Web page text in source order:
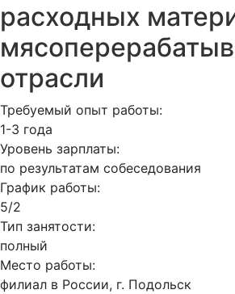
расходных
отрасли
Требуемый опыт работы:
1-3 года
Уровень зарплаты:
по результатам собеседования
График работы:
5/2
Тип занятости:
полный
Место работы:
филиал в России, г. Подольск